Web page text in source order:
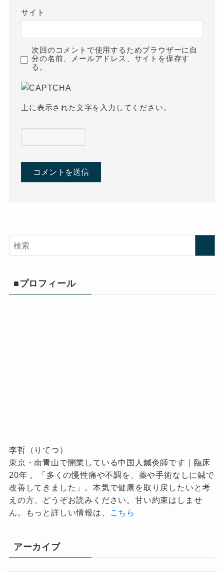
サイト
次回のコメントで使用するためブラウザーに自
分の名前、メールアドレス、サイトを保存す
る。
上に表示された文字を入力してください。
■プロフィール
李哲（りてつ）
東京・南青山で開業している中国人鍼灸師です｜臨床
20年 。「多くの慢性痛や不調を、薬や手術なしに鍼で
改善してきました」。本気で健康を取り戻したいと考
えの方、どうぞお読みください。甘い約束はしませ
ん。もっと詳しい情報は、
こちら
アーカイブ